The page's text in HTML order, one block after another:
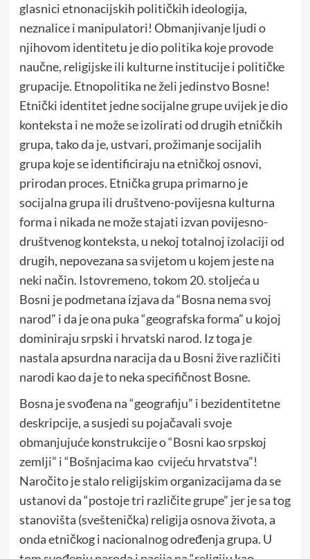
glasnici etnonacijskih političkih ideologija,
neznalice i manipulatori! Obmanjivanje ljudi o
njihovom identitetu je dio politika koje provode
naučne, religijske ili kulturne institucije i političke
grupacije. Etnopolitika ne želi jedinstvo Bosne!
Etnički identitet jedne socijalne grupe uvijek je dio
konteksta i ne može se izolirati od drugih etničkih
grupa, tako da je, ustvari, prožimanje socijalih
grupa koje se identificiraju na etničkoj osnovi,
prirodan proces. Etnička grupa primarno je
socijalna grupa ili društveno-povijesna kulturna
forma i nikada ne može stajati izvan povijesno-
društvenog konteksta, u nekoj totalnoj izolaciji od
drugih, nepovezana sa svijetom u kojem jeste na
neki način. Istovremeno, tokom 20. stoljeća u
Bosni je podmetana izjava da “Bosna nema svoj
narod” i da je ona puka “geografska forma” u kojoj
dominiraju srpski i hrvatski narod. Iz toga je
nastala apsurdna naracija da u Bosni žive različiti
narodi kao da je to neka specifičnost Bosne.
Bosna je svođena na “geografiju” i bezidentitetne
deskripcije, a susjedi su pojačavali svoje
obmanjujuće konstrukcije o “Bosni kao srpskoj
zemlji” i “Bošnjacima kao cvijeću hrvatstva”!
Naročito je stalo religijskim organizacijama da se
ustanovi da “postoje tri različite grupe” jer je sa tog
stanovišta (sveštenička) religija osnova života, a
onda etničkog i nacionalnog određenja grupa. U